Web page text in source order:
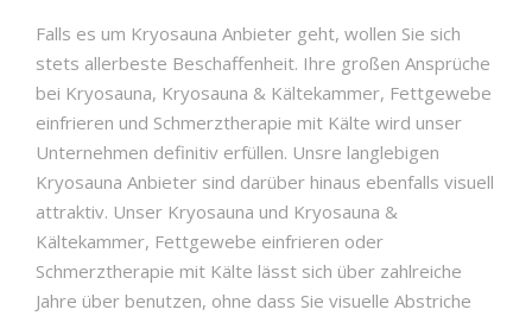
Falls es um Kryosauna Anbieter geht, wollen Sie sich
stets allerbeste Beschaffenheit. Ihre großen Ansprüche
bei Kryosauna, Kryosauna & Kältekammer, Fettgewebe
einfrieren und Schmerztherapie mit Kälte wird unser
Unternehmen definitiv erfüllen. Unsre langlebigen
Kryosauna Anbieter sind darüber hinaus ebenfalls visuell
attraktiv. Unser Kryosauna und Kryosauna &
Kältekammer, Fettgewebe einfrieren oder
Schmerztherapie mit Kälte lässt sich über zahlreiche
Jahre über benutzen, ohne dass Sie visuelle Abstriche